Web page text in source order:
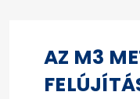
AZ M3